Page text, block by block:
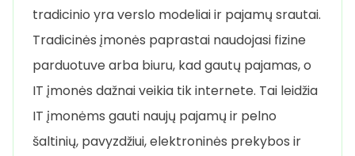
tradicinio yra verslo modeliai ir pajamų srautai.
Tradicinės įmonės paprastai naudojasi fizine
parduotuve arba biuru, kad gautų pajamas, o
IT įmonės dažnai veikia tik internete. Tai leidžia
IT įmonėms gauti naujų pajamų ir pelno
šaltinių, pavyzdžiui, elektroninės prekybos ir